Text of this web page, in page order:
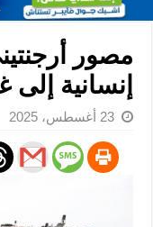
مصور
إنسانية إلى
23 أغسطس، 2025